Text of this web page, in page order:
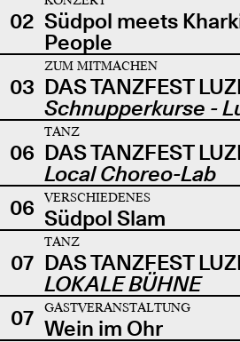
02 Südpol meets
People
03
ZUM MITMACHEN
DAS TANZFEST
Schnupperkurse -
06
TANZ
DAS TANZFEST
Local Choreo-Lab
06
VERSCHIEDENES
Südpol Slam
07
TANZ
DAS TANZFEST
LOKALE BÜHNE
07
GASTVERANSTALTUNG
Wein im Ohr